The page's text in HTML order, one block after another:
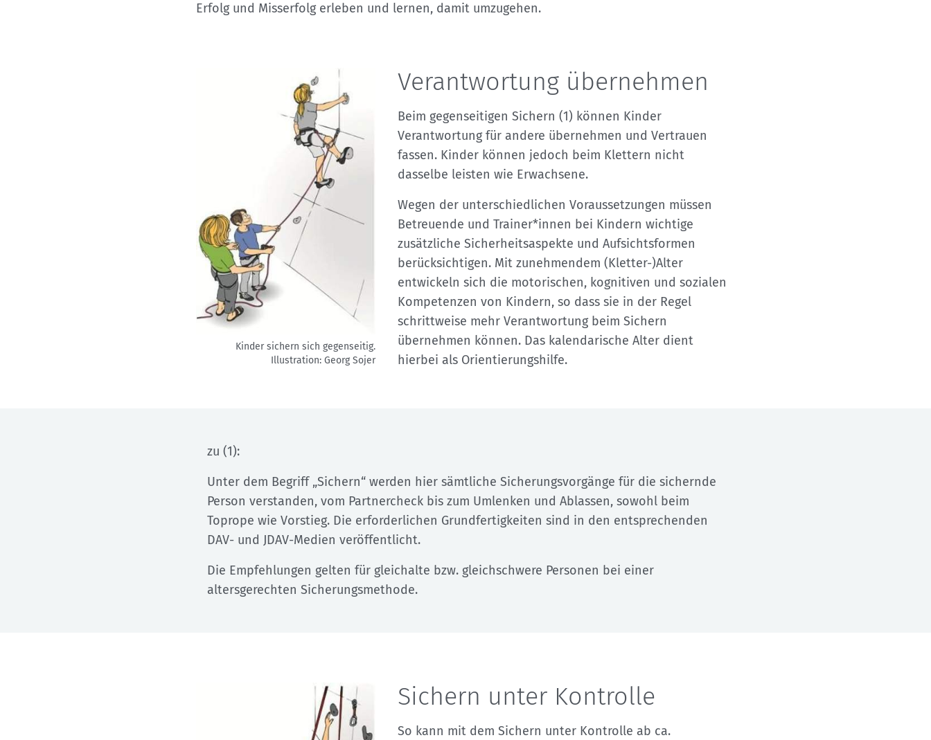
Erfolg und Misserfolg erleben und lernen, damit umzugehen.
Kinder sichern sich gegenseitig.
Illustration: Georg Sojer
Verantwortung übernehmen
Beim gegenseitigen Sichern (1) können Kinder
Verantwortung für andere übernehmen und Vertrauen
fassen. Kinder können jedoch beim Klettern nicht
dasselbe leisten wie Erwachsene.
Wegen der unterschiedlichen Voraussetzungen müssen
Betreuende und Trainer*innen bei Kindern wichtige
zusätzliche Sicherheitsaspekte und Aufsichtsformen
berücksichtigen. Mit zunehmendem (Kletter-)Alter
entwickeln sich die motorischen, kognitiven und sozialen
Kompetenzen von Kindern, so dass sie in der Regel
schrittweise mehr Verantwortung beim Sichern
übernehmen können. Das kalendarische Alter dient
hierbei als Orientierungshilfe.
zu (1):
Unter dem Begriff „Sichern“ werden hier sämtliche Sicherungsvorgänge für die sichernde
Person verstanden, vom Partnercheck bis zum Umlenken und Ablassen, sowohl beim
Toprope wie Vorstieg. Die erforderlichen Grundfertigkeiten sind in den entsprechenden
DAV- und JDAV-Medien veröffentlicht.
Die Empfehlungen gelten für gleichalte bzw. gleichschwere Personen bei einer
altersgerechten Sicherungsmethode.
Sichern unter Kontrolle
So kann mit dem Sichern unter Kontrolle ab ca.